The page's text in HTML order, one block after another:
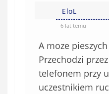
EloL
6 lat temu
A moze
Przechodzi
telefonem przy
uczestnikiem